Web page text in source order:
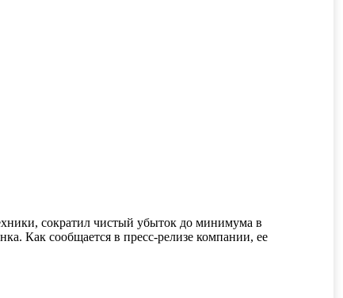
сократил чистый убыток до минимума в
Как сообщается в пресс-релизе компании, ее